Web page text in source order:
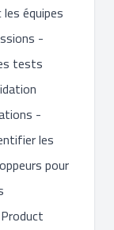
équipes
-
tests
-
les
pour